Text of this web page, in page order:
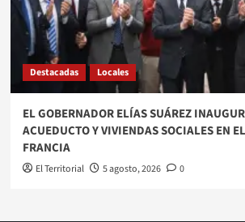
Destacadas Locales
EL GOBERNADOR ELÍAS SUÁREZ
ACUEDUCTO Y VIVIENDAS SOCIALES EN
FRANCIA
El Territorial 5 agosto, 2026 0